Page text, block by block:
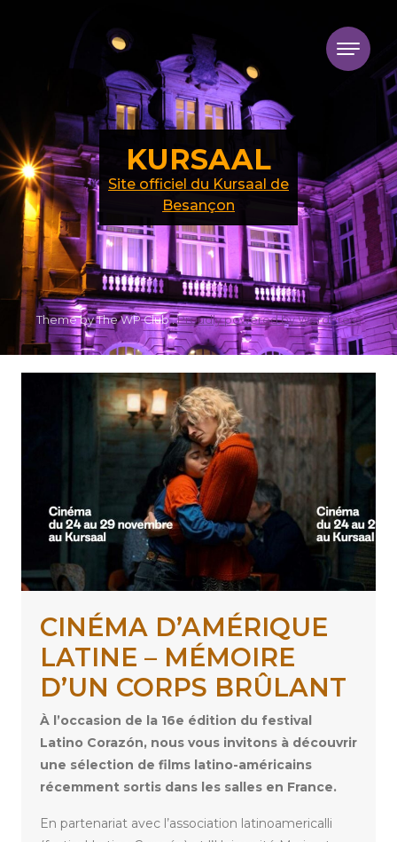
CINÉMA D’AMÉRIQUE
LATINE – MÉMOIRE
D’UN CORPS BRÛLANT
À l’occasion de la 16e édition du festival
Latino Corazón, nous vous invitons à découvrir
une sélection de films latino-américains
récemment sortis dans les salles en France.
En partenariat avec l’association latinoamericalli
KURSAAL
Site officiel du Kursaal de
Besançon
Theme by The WP Club .Proudly powered by WordPress